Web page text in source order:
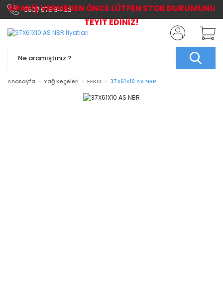
0507 576 64 03
Anasayfa Yağ Keçeleri FEKO 37X61X10 AS NBR
SİPARİŞ VERMEDEN ÖNCE LÜTFEN STOK DURUMUNU
TEYİT EDİNİZ!